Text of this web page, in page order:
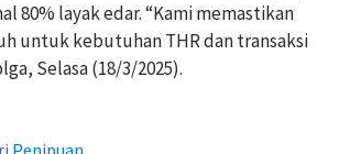
80% layak edar. “Kami memastikan
untuk kebutuhan THR dan transaksi
Selasa (18/3/2025).